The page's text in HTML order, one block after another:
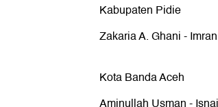
Kabupaten Pidie
Zakaria A. Ghani -
Kota Banda Aceh